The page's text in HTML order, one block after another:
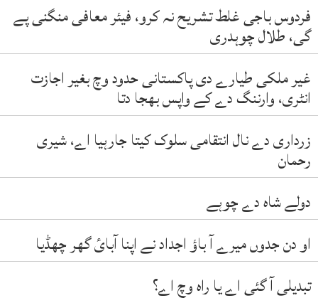
فردوس باجی غلط تشریح نہ کرو، فیئر معافی منگنی پے
گی، طلال چوہدری
غیر ملکی طیارے دی پاکستانی حدود وچ بغیر اجازت
انٹری، وارننگ دے کے واپس بھجا دتا
زرداری دے نال انتقامی سلوک کیتا جارہیا اے، شیری
رحمان
دولے شاہ دے چوہے
او دن جدوں میرے آ باؤ اجداد نے اپنا آبائ گھر چھڈیا
تبدیلی آ گئی اے یا راہ وچ اے؟